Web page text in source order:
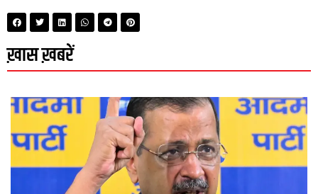
ख़ास ख़बरें